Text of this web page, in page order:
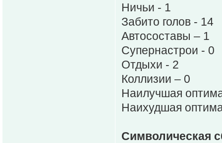
Ничьи - 1
Забито голов - 14
Автосоставы – 1
Супернастрои - 0
Отдыхи - 2
Коллизии – 0
Наилучшая
Наихудшая
Символическая